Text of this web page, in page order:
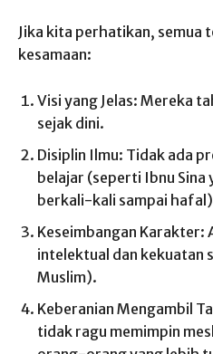
Jika kita perhatikan, semua
kesamaan:
Visi yang Jelas: Mereka
sejak dini.
Disiplin Ilmu: Tidak ada
belajar (seperti Ibnu Sina
berkali-kali sampai
Keseimbangan Karakter:
intelektual dan kekuatan
Muslim).
Keberanian Mengambil
tidak ragu memimpin